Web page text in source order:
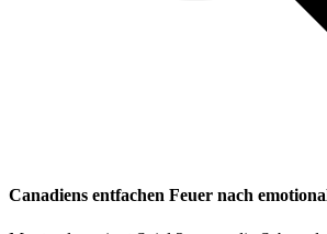
Canadiens entfachen Feuer nach